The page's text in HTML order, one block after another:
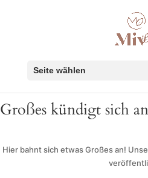
Seite wählen
Großes kündigt sich an
Hier bahnt sich etwas Großes an!